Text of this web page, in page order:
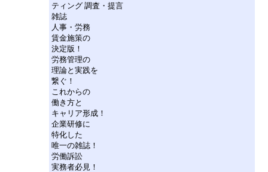
ティング 調査・提言
雑誌
人事・労務
賃金施策の
決定版！
労務管理の
理論と実践を
繋ぐ！
これからの
働き方と
キャリア形成！
企業研修に
特化した
唯一の雑誌！
労働訴訟
実務者必見！